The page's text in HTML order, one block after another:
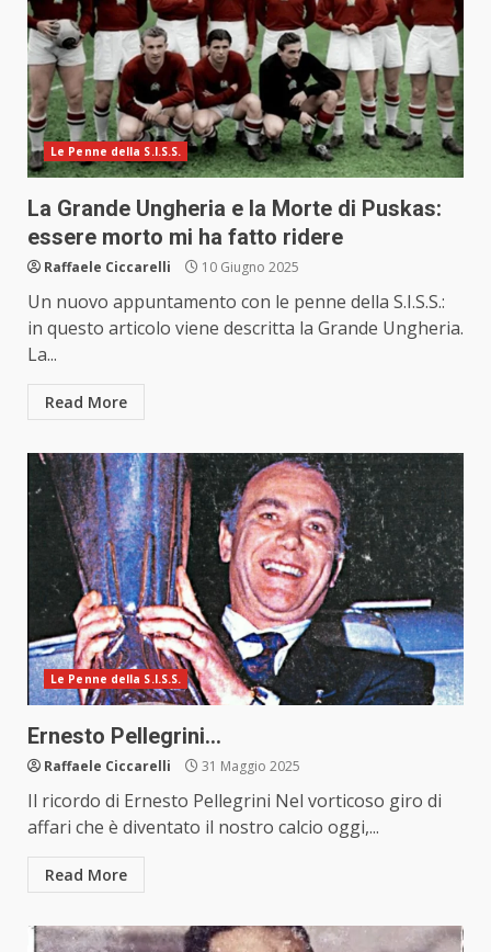
Le Penne della S.I.S.S.
La Grande Ungheria e la Morte di Puskas:
essere morto mi ha fatto ridere
Raffaele Ciccarelli 10 Giugno 2025
Un nuovo appuntamento con le penne della S.I.S.S.:
in questo articolo viene descritta la Grande Ungheria.
La...
Read More
Le Penne della S.I.S.S.
Ernesto Pellegrini…
Raffaele Ciccarelli 31 Maggio 2025
Il ricordo di Ernesto Pellegrini Nel vorticoso giro di
affari che è diventato il nostro calcio oggi,...
Read More